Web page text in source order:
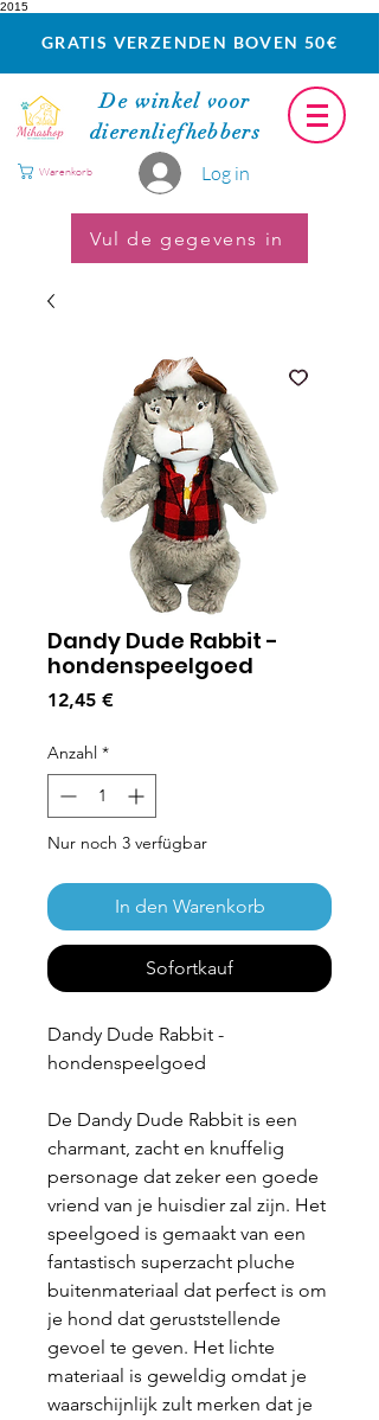
2015
GRATIS VERZENDEN BOVEN 50€
De winkel voor
dierenliefhebbers
Log in
Warenkorb
Vul de gegevens in
Dandy Dude Rabbit -
hondenspeelgoed
12,45 €Preis
Anzahl *
Nur noch 3 verfügbar
In den Warenkorb
Sofortkauf
Dandy Dude Rabbit -
hondenspeelgoed
De Dandy Dude Rabbit is een
charmant, zacht en knuffelig
personage dat zeker een goede
vriend van je huisdier zal zijn. Het
speelgoed is gemaakt van een
fantastisch superzacht pluche
buitenmateriaal dat perfect is om
je hond dat geruststellende
gevoel te geven. Het lichte
materiaal is geweldig omdat je
waarschijnlijk zult merken dat je